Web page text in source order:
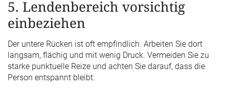
5. Lendenbereich vorsichtig
einbeziehen
Der untere Rücken ist oft empfindlich. Arbeiten Sie dort
langsam, flächig und mit wenig Druck. Vermeiden Sie zu
starke punktuelle Reize und achten Sie darauf, dass die
Person entspannt bleibt.